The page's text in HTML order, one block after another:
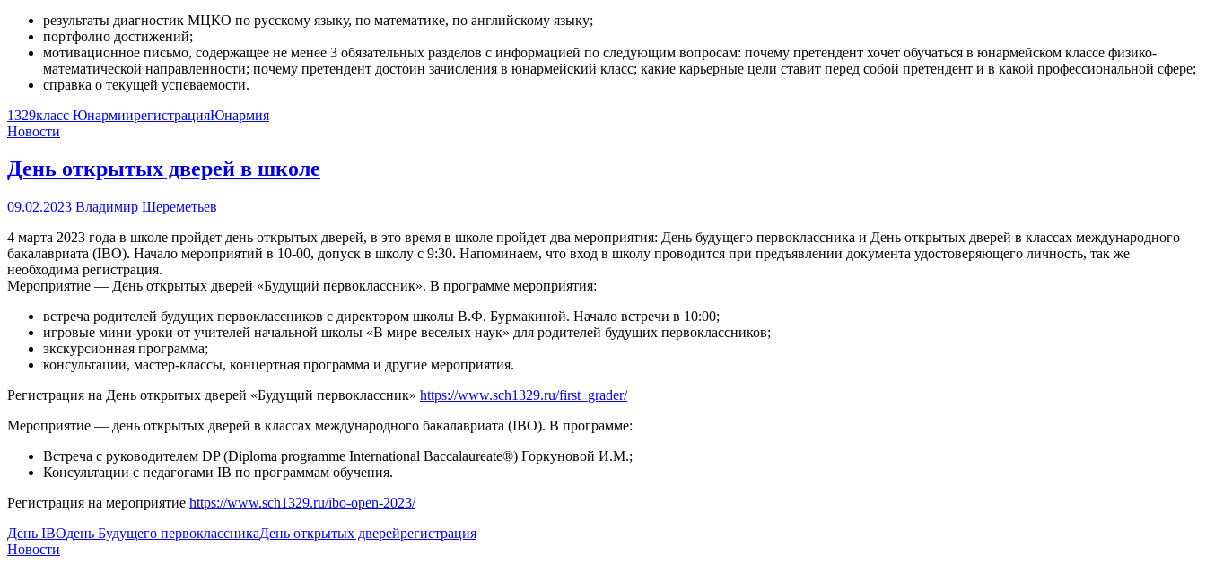
результаты диагностик МЦКО по русскому языку, по математике, по английскому языку;
портфолио достижений;
мотивационное письмо, содержащее не менее 3 обязательных разделов с информацией по следующим вопросам: почему претендент хочет обучаться в юнармейском классе физико-
математической направленности; почему претендент достоин зачисления в юнармейский класс; какие карьерные цели ставит перед собой претендент и в какой профессиональной сфере;
справка о текущей успеваемости.
1329класс ЮнармиирегистрацияЮнармия
Новости
День открытых дверей в школе
09.02.2023 Владимир Шереметьев
4 марта 2023 года в школе пройдет день открытых дверей, в это время в школе пройдет два мероприятия: День будущего первоклассника и День открытых дверей в классах международного
бакалавриата (IBO). Начало мероприятий в 10-00, допуск в школу с 9:30. Напоминаем, что вход в школу проводится при предъявлении документа удостоверяющего личность, так же
необходима регистрация.
Мероприятие — День открытых дверей «Будущий первоклассник». В программе мероприятия:
встреча родителей будущих первоклассников с директором школы В.Ф. Бурмакиной. Начало встречи в 10:00;
игровые мини-уроки от учителей начальной школы «В мире веселых наук» для родителей будущих первоклассников;
экскурсионная программа;
консультации, мастер-классы, концертная программа и другие мероприятия.
Регистрация на День открытых дверей «Будущий первоклассник» https://www.sch1329.ru/first_grader/
Мероприятие — день открытых дверей в классах международного бакалавриата (IBO). В программе:
Встреча с руководителем DP (Diploma programme International Baccalaureate®) Горкуновой И.М.;
Консультации с педагогами IB по программам обучения.
Регистрация на мероприятие https://www.sch1329.ru/ibo-open-2023/
День IBOдень Будущего первоклассникаДень открытых дверейрегистрация
Новости